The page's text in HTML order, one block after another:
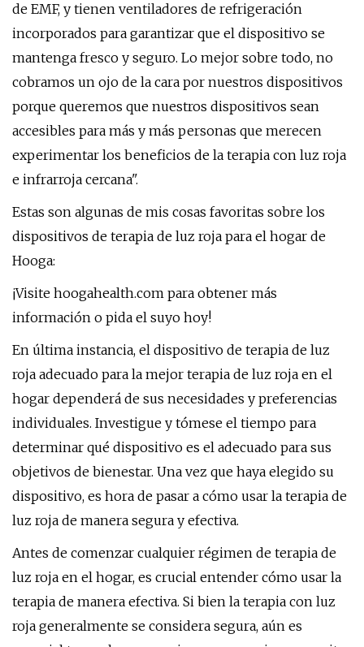
de EMF, y tienen ventiladores de refrigeración
incorporados para garantizar que el dispositivo se
mantenga fresco y seguro. Lo mejor sobre todo, no
cobramos un ojo de la cara por nuestros dispositivos
porque queremos que nuestros dispositivos sean
accesibles para más y más personas que merecen
experimentar los beneficios de la terapia con luz roja
e infrarroja cercana".
Estas son algunas de mis cosas favoritas sobre los
dispositivos de terapia de luz roja para el hogar de
Hooga:
¡Visite hoogahealth.com para obtener más
información o pida el suyo hoy!
En última instancia, el dispositivo de terapia de luz
roja adecuado para la mejor terapia de luz roja en el
hogar dependerá de sus necesidades y preferencias
individuales. Investigue y tómese el tiempo para
determinar qué dispositivo es el adecuado para sus
objetivos de bienestar. Una vez que haya elegido su
dispositivo, es hora de pasar a cómo usar la terapia de
luz roja de manera segura y efectiva.
Antes de comenzar cualquier régimen de terapia de
luz roja en el hogar, es crucial entender cómo usar la
terapia de manera efectiva. Si bien la terapia con luz
roja generalmente se considera segura, aún es